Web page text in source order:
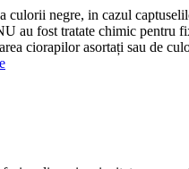
culorii negre, in cazul
au fost tratate chimic pentru
ciorapilor asortați sau de